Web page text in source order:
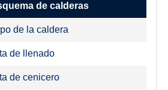
de calderas
de la caldera
de llenado
de cenicero